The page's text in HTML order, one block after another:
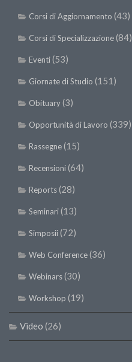
Corsi di Aggiornamento (43)
Corsi di Specializzazione(84)
Eventi(53)
Giornate di Studio (151)
Obituary(3)
Opportunità di Lavoro (339)
Rassegne(15)
Recensioni(64)
Reports(28)
Seminari(13)
Simposii(72)
Web Conference(36)
Webinars(30)
Workshop (19)
Video (26)